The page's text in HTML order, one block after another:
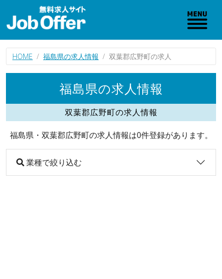
HOME 福島県の求人情報 双葉郡広野町の求人
福島県の求人情報
双葉郡広野町の求人情報
福島県・双葉郡広野町の求人情報は0件登録があります。
業種で絞り込む